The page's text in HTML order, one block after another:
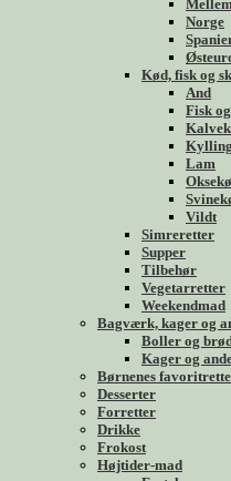
Norge
Kød, fisk og
And
Fisk
Kylling
Lam
Vildt
Simreretter
Supper
Tilbehør
Vegetarretter
Weekendmad
Bagværk, kager og
Boller og
Kager og
Børnenes
Desserter
Forretter
Drikke
Frokost
Højtider-mad